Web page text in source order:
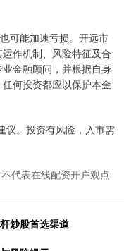
可能加速亏损。开远市
作机制、风险特征及合
金融顾问，并根据自身
何投资都应以保护本金
议。投资有风险，入市需
代表在线配资开户观点
炒股首选渠道